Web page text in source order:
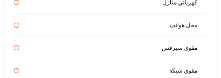
كهربائي منازل
محل هواتف
مقوي سيرفس
مقوي شبكة